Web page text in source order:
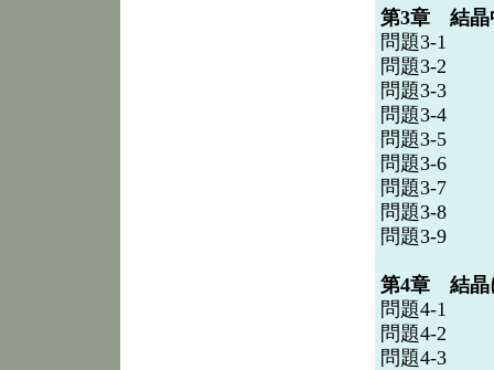
第3章 結晶
問題3-1
問題3-2
問題3-3
問題3-4
問題3-5
問題3-6
問題3-7
問題3-8
問題3-9
第4章 結晶
問題4-1
問題4-2
問題4-3